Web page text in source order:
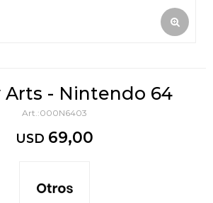
Arts - Nintendo 64
000N6403
USD 69,00